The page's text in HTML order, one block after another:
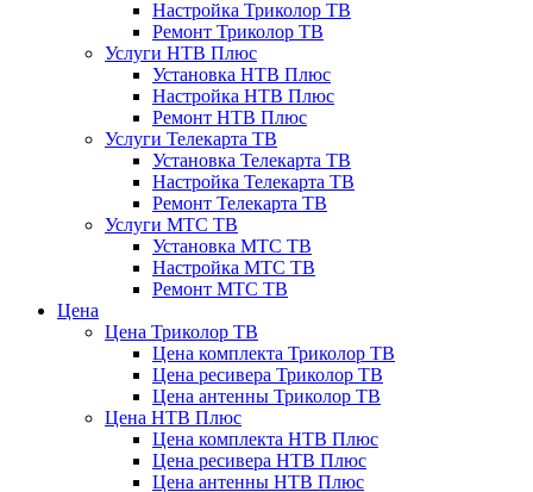
Настройка Триколор ТВ
Ремонт Триколор ТВ
Услуги НТВ Плюс
Установка НТВ Плюс
Настройка НТВ Плюс
Ремонт НТВ Плюс
Услуги Телекарта ТВ
Установка Телекарта ТВ
Настройка Телекарта ТВ
Ремонт Телекарта ТВ
Услуги МТС ТВ
Установка МТС ТВ
Настройка МТС ТВ
Ремонт МТС ТВ
Цена
Цена Триколор ТВ
Цена комплекта Триколор ТВ
Цена ресивера Триколор ТВ
Цена антенны Триколор ТВ
Цена НТВ Плюс
Цена комплекта НТВ Плюс
Цена ресивера НТВ Плюс
Цена антенны НТВ Плюс